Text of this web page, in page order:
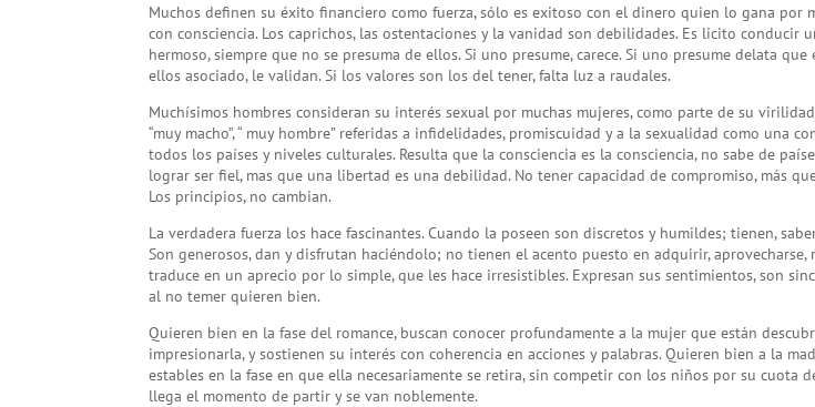
Muchos definen su éxito financiero como fuerza, sólo es exitoso con el dinero quien lo gana por
con consciencia. Los caprichos, las ostentaciones y la vanidad son debilidades. Es licito conducir
hermoso, siempre que no se presuma de ellos. Si uno presume, carece. Si uno presume delata
ellos asociado, le validan. Si los valores son los del tener, falta luz a raudales.
Muchísimos hombres consideran su interés sexual por muchas mujeres, como parte de su
“muy macho”, “ muy hombre” referidas a infidelidades, promiscuidad y a la sexualidad como una
todos los países y niveles culturales. Resulta que la consciencia es la consciencia, no sabe de
lograr ser fiel, mas que una libertad es una debilidad. No tener capacidad de compromiso, más
Los principios, no cambian.
La verdadera fuerza los hace fascinantes. Cuando la poseen son discretos y humildes; tienen,
Son generosos, dan y disfrutan haciéndolo; no tienen el acento puesto en adquirir, aprovecharse,
traduce en un aprecio por lo simple, que les hace irresistibles. Expresan sus sentimientos, son
al no temer quieren bien.
Quieren bien en la fase del romance, buscan conocer profundamente a la mujer que están
impresionarla, y sostienen su interés con coherencia en acciones y palabras. Quieren bien a la
estables en la fase en que ella necesariamente se retira, sin competir con los niños por su cuota
llega el momento de partir y se van noblemente.